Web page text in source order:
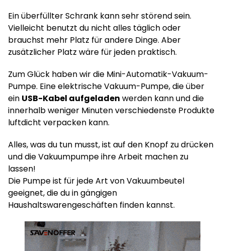
Ein überfüllter Schrank kann sehr störend sein.
Vielleicht benutzt du nicht alles täglich oder
brauchst mehr Platz für andere Dinge. Aber
zusätzlicher Platz wäre für jeden praktisch.
Zum Glück haben wir die Mini-Automatik-Vakuum-
Pumpe. Eine elektrische Vakuum-Pumpe, die über
ein USB-Kabel aufgeladen werden kann und die
innerhalb weniger Minuten verschiedenste Produkte
luftdicht verpacken kann.
Alles, was du tun musst, ist auf den Knopf zu drücken
und die Vakuumpumpe ihre Arbeit machen zu
lassen!
Die Pumpe ist für jede Art von Vakuumbeutel
geeignet, die du in gängigen
Haushaltswarengeschäften finden kannst.